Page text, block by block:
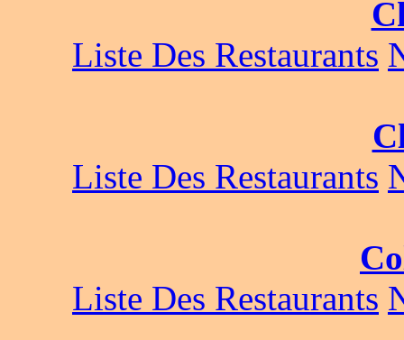
Liste Des Restaurants
Liste Des Restaurants
Liste Des Restaurants